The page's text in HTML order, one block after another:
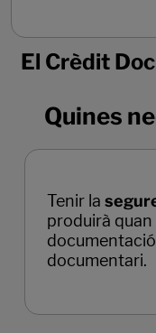
El Crèdit
Quines